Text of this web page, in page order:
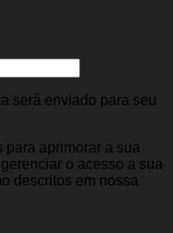
será enviado para seu
para aprimorar a sua
o acesso a sua
descritos em nossa